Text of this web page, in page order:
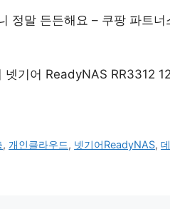
정말 든든해요 – 쿠팡 파트
기어 ReadyNAS RR3312
, 개인클라우드, 넷기어ReadyNAS,